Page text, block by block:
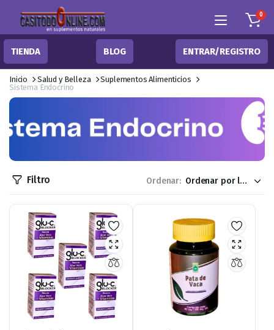
0
TIENDA BLOG ENTRAR/REGISTRO
Inicio Salud y Belleza
Suplementos Alimenticios
Sistema Endocrino
Filtro Ordenar: